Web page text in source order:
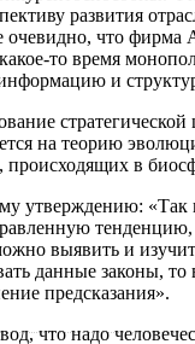
развития
очевидно, что
то время
и
стратегической
на теорию
в
утверждению: «Так
выявить и
данные законы, то
предсказания».
что надо